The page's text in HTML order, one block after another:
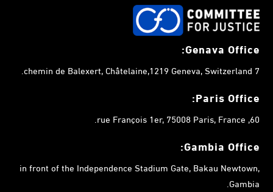
Genava Office:
7 chemin de Balexert, Châtelaine,1219 Geneva, Switzerland.
Paris Office:
60, rue François 1er, 75008 Paris, France.
Gambia Office:
in front of the Independence Stadium Gate, Bakau Newtown,
Gambia.